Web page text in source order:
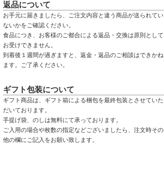
返品について
お手元に届きましたら、ご注文内容と違う商品が送られてい
ないかをご確認ください。
食品につき、お客様のご都合による返品・交換は原則として
お受けできません。
到着後１週間が過ぎますと、返金・返品のご相談はできかね
ます。ご了承ください。
ギフト包装について
ギフト商品は、ギフト箱による梱包を最終包装とさせていた
だいております。
手提げ袋、のしは無料にて承っております。
ご入用の場合や枚数の指定などございましたら、注文時その
他の欄にご記入をお願い致します。